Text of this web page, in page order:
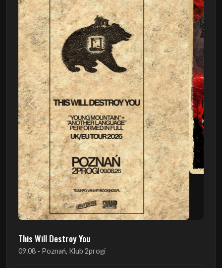
Poprzedni Następny
This Will Destroy You
09.08 - Poznań, Klub 2progi
Sound Of The Ages Festival
22.08 - Ćmielów, Zamek Ćmielów